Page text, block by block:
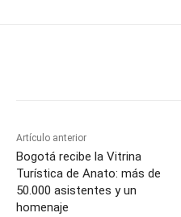
Artículo anterior
Bogotá recibe la Vitrina
Turística de Anato: más de
50.000 asistentes y un
homenaje